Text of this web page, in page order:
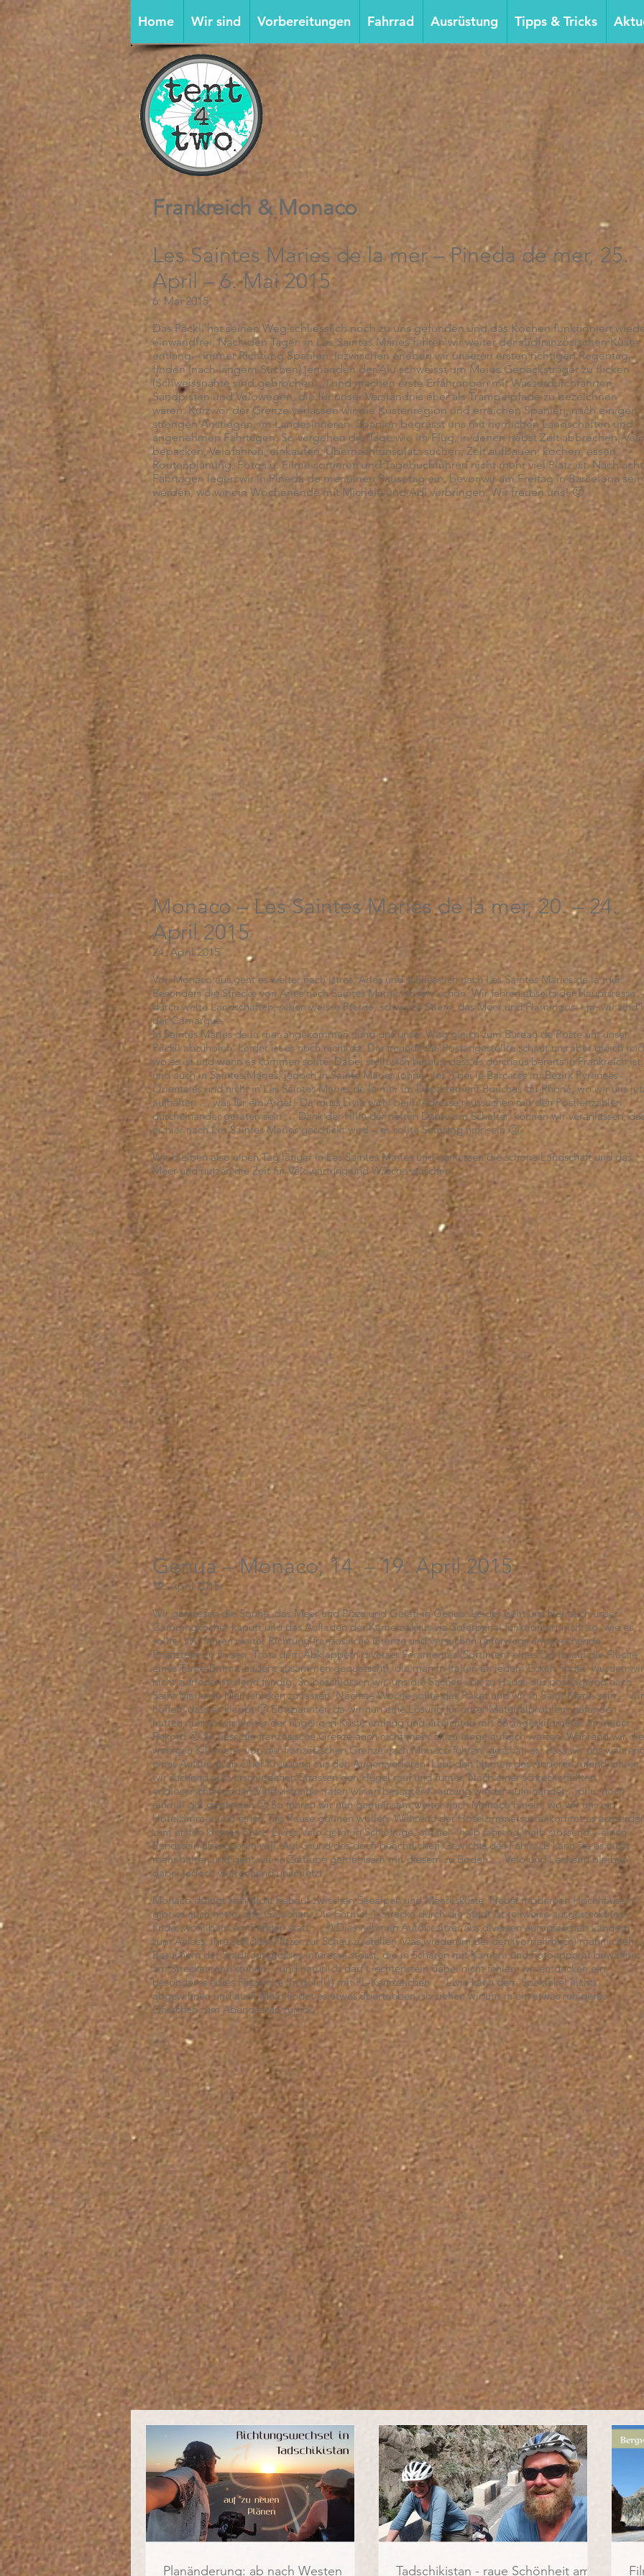
Home Wir sind Vorbereitungen Fahrrad Ausrüstung Tipps & Tricks
Frankreich & Monaco
Les Saintes Maries de la mer – Pineda de mer, 25.
April – 6. Mai 2015
6. Mai 2015
Das Päckli hat seinen Weg schliesslich noch zu uns gefunden und das Kochen funktioniert
einwandfrei. Nach den Tagen in Les Saintes Maries fahren wir weiter der südfranzösischen Küste
entlang – immer Richtung Spanien. Inzwischen erleben wir unseren ersten richtigen Regentag,
finden (nach langem Suchen) jemanden der Alu schweisst um Meios Gepäcksträger zu flicken
(Schweissnähte sind gebrochen…) und machen erste Erfahrungen mit Wasserdurchfahrten,
Sandpisten und Velowegen, die für unser Verständnis eher als Trampelpfade zu bezeichnen
wären. Kurz vor der Grenze verlassen wir die Küstenregion und erreichen Spanien, nach einigen
strengen Anstiegen, im Landesinneren. Spanien begrüsst uns mit herrlichen Landschaften und
angenehmen Fahrtagen. So vergehen die Tage wie im Flug, in denen nebst Zelt abbrechen,
bepacken, Velofahren, einkaufen, Übernachtunsplatz suchen, Zelt aufbauen, kochen, essen,
Routenplanung, Fotos u. Filme sortieren und Tagebuchführen nicht mehr viel Platz ist. Nach acht
Fahrtagen legen wir in Pineda de mer einen Pausetag ein, bevor wir am Freitag in Barcelona sein
werden, wo wir ein Wochenende mit Michèle und Adi verbringen. Wir freuen uns! 🙂
Monaco – Les Saintes Maries de la mer, 20. – 24.
April 2015
24. April 2015
Von Monaco aus geht es weiter nach Istres, Arles und schliesslich nach Les Saintes Maries de la mer.
Besonders die Strecke von Arles nach Saintes Maries ist sehr schön. Wir fahren abseits der Hauptsrasse
durch weite Landschaften, sehen weisse Pferde, schwarze Stiere, das Meer und Flamingos – ja, wir sind
der Camargue.
In Saintes Maries de la mer angekommen, führt uns unser Weg gleich zum Bureau de Poste um unser
Päckli abzuholen. Leider ist es noch nicht da. Die freundliche Postangestellte schaut uns aber gleich
wo es ist und wann es kommen sollte. Dabei stellt sich heraus, dass es durchaus bereits in Frankreich ist,
und auch in Saintes Maries, jedoch in Sainte Maries (ohne „les“) bei le Barcares im Bezirk Pyrenees-
Orientales und nicht in Les Saintes Maries de la mer im Departement Bouches-du-Rhone, wo wir uns
aufhalten … was für ein Ärger! Da muss Livia wohl beim Adresse raussuchen mit den Postleitzahlen
durcheinander geraten sein … Dank der Hilfe der netten Dame am Schalter, können wir veranlassen,
es hier nach Les Saintes Maries geschickt wird – es sollte Samstag hier sein 🙂
Wir bleiben also einen Tag länger in Les Saintes Maries und geniessen die schöne Landschaft und das
Meer und nutzen die Zeit für Velowartung und Wäsche waschen.
Genua – Monaco, 14. – 19. April 2015
19. April 2015
Wir geniessen die Sonne, das Meer und Pizza und Gelati in Genua. Leider geht uns hier auch unser
Campingkocher kaputt und das Aufladen der Kameraakkus via Solarpenal funktioniert nicht so, wie es
sollte. Wir fahren weiter Richtung französische Grenze und versuchen unterwegs entsprechende
Ersatzteile zu finden. Trotz dem Abklappern diverser Feramentas (Sortiment eines Do-Its auf die Fläche
eines Tante-Emma-Ladens zusammen gequetscht), die man in Italien an jedem Ecken findet, wurden wir
nicht zufriedenstellend fündig. So beschlossen wir, uns die Sachen von zu Hause aus postlagernd nach
Saint Marie de Mer schicken zu lassen. Nächste Woche sollte das Paket und wir in Saint Marie sein… wir
hoffen, dass es klappt 🙂 Entspannter, da wir nun eine Lösung für unser Materialproblem gefunden
hatten, fuhren wir weiter der hügeligen Küste entlang und erreichten mit 88 Tageskilometer ein neuer
Rekord 🙂 So liess die französische Grenze auch nicht mehr all zu lange auf sich warten. Während wir die
wenigen Kilometer von der französischen Grenze nach Monaco fuhren, geschah es, dass wir uns
eines Aufstiegs an einer Kreuzung aus den Augen verloren. Laut den Namen des Anderen rufend fuhren
wir suchend auf verschiedenen Strassen den Hügel rauf und runter. Nach einer schreckerfüllten,
endloserscheinenden Viertelstunde trafen wir an besagter Kreuzung wieder aufeinander… phu, noch
einmal gut gegangen 🙂 So fuhren wir nun gemeinsam weiter nach Monaco hinein, wo wir uns ein
Hotelzimmer und einen Tag Pause gönnen wollen. Während der Hotelzimmersuche kommt es
zum ersten kleinen Sturz. Livias Velo gerät in Schieflage, als sie – halb fahrend, halb stossend – einen
Randstein überqueren will. Auf Grund des doch beachtlichen Gewichts des Fahrrads kann sie es nicht
mehr halten und geht wie in Zeitlupe gemeinsam mit diesem zu Boden … Velo und Lenkerin bleiben
dabei jedoch weitgehend unverletzt.
Monaco drängt sich dicht bebaut zwischen Seealpen und Meeresküste. Nebst modernen Hochhäusern
gibt es auch nette, alte Gässchen. Die Formel-1-Strecke durch die Stadt ist teilweise ausgesteckt (es
findet wohl bald ein Rennen statt … ?) Dies nehmen Autobesitzer aus diversen europäischen Ländern
zum Anlass, ihre schicken Flitzer zur Schau zu stellen, was wiederum bei den (vornehmlich) männlichen
Besuchern der Stadt auf grosses Interesse stösst, die in Scharen mit Kamera und Fotoapparat bewaffnet
am Streckenrand stehen… und natürlich darf Liechtenstein dabei nicht fehlen: wir entdecken ein
besonderes edles Flitzerche (in gold!!) mit FL-Kennzeichen … Livia kann dem Spektakel nichts
abgewinnen und auch Meio findet es etwas übertrieben, so ziehen wir uns in ein etwas ruhigeres
Gässchen zum Abendessen zurück.
Planänderung: ab nach Westen Tadschikistan - raue Schönheit am